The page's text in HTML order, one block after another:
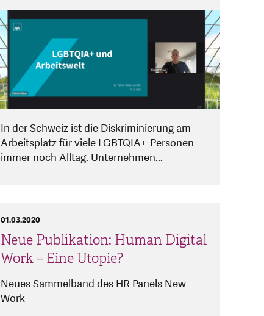
In der Schweiz ist die Diskriminierung am
Arbeitsplatz für viele LGBTQIA+-Personen
immer noch Alltag. Unternehmen...
Neue Publikation: Human Digital
Work – Eine Utopie?
01.03.2020
Neues Sammelband des HR-Panels New
Work